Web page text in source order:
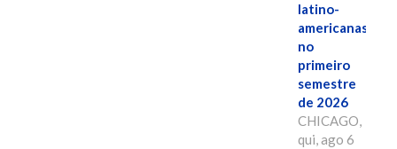
latino-
americanas
no
primeiro
semestre
de 2026
CHICAGO,
qui, ago 6